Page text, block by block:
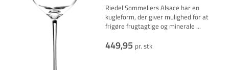
Riedel Sommeliers Alsace har en
kugleform, der giver mulighed for at
frigøre frugtagtige og minerale ...
449,95 pr. stk